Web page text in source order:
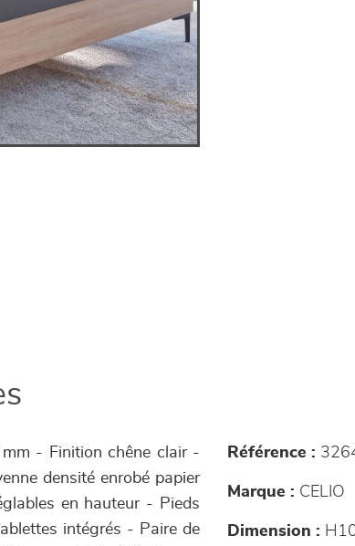
- Finition chêne clair -
densité enrobé papier
en hauteur - Pieds
intégrés - Paire de
Référence :
Marque : CELIO
Dimension :